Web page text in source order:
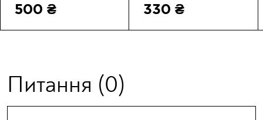
500 ₴ 330 ₴
Питання (0)